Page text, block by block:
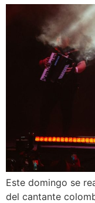
Este domingo se
del cantante